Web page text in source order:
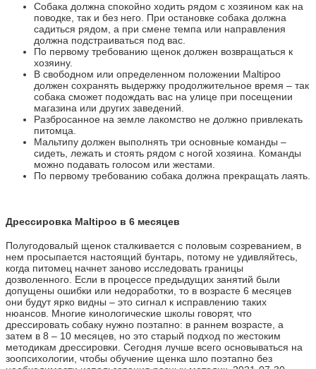
Собака должна спокойно ходить рядом с хозяином как на
поводке, так и без него. При остановке собака должна
садиться рядом, а при смене темпа или направления
должна подстраиваться под вас.
По первому требованию щенок должен возвращаться к
хозяину.
В свободном или определенном положении Maltipoo
должен сохранять выдержку продолжительное время – так
собака сможет подождать вас на улице при посещении
магазина или других заведений.
Разбросанное на земле лакомство не должно привлекать
питомца.
Мальтипу должен выполнять три основные команды –
сидеть, лежать и стоять рядом с ногой хозяина. Команды
можно подавать голосом или жестами.
По первому требованию собака должна прекращать лаять.
Дрессировка Maltipoo в 6 месяцев
Полугодовалый щенок сталкивается с половым созреванием, в
нем просыпается настоящий бунтарь, потому не удивляйтесь,
когда питомец начнет заново исследовать границы
дозволенного. Если в процессе предыдущих занятий были
допущены ошибки или недоработки, то в возрасте 6 месяцев
они будут ярко видны – это сигнал к исправлению таких
нюансов. Многие кинологические школы говорят, что
дрессировать собаку нужно поэтапно: в раннем возрасте, а
затем в 8 – 10 месяцев, но это старый подход по жестоким
методикам дрессировки. Сегодня лучше всего основываться на
зоопсихологии, чтобы обучение щенка шло поэтапно без